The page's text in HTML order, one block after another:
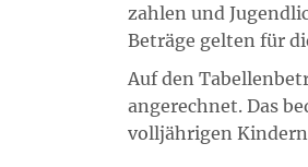
zahlen und
Beträge gelten für
Auf den
angerechnet. Das
volljährigen